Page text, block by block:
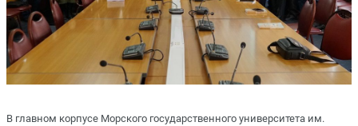
В главном корпусе Морского государственного университета им.